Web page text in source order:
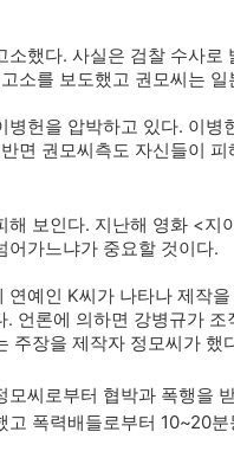
했다. 사실은 검찰 수사로
소를 보도했고 권모씨는
헌을 압박하고 있다. 이병
면 권모씨측도 자신들이
보인다. 지난해 영화 <지
어가느냐가 중요할 것이다.
예인 K씨가 나타나 제작
언론에 의하면 강병규가 조
주장을 제작자 정모씨가 했
씨로부터 협박과 폭행을
폭력배들로부터 10~20